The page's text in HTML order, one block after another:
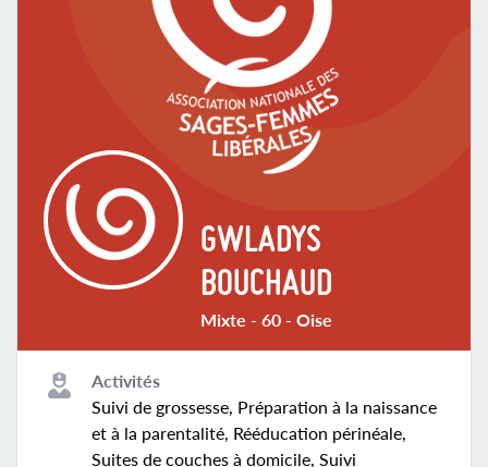
GWLADYS
BOUCHAUD
Mixte - 60 - Oise
Activités
Suivi de grossesse, Préparation à la naissance
et à la parentalité, Rééducation périnéale,
Suites de couches à domicile, Suivi